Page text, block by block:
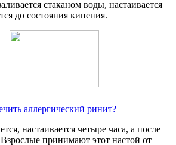
стаканом воды, настаивается
до состояния кипения.
аллергический ринит?
настаивается четыре часа, а после
принимают этот настой от